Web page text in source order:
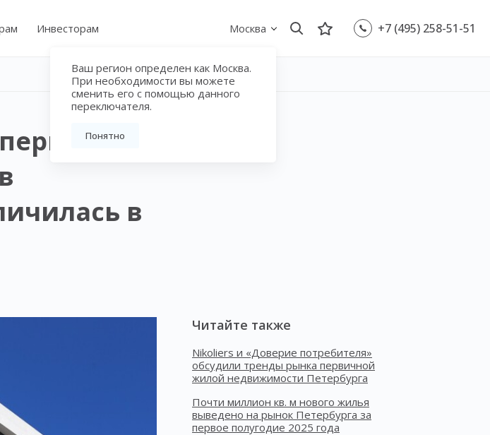
Инвесторам Москва
Ваш регион определен как Москва.
При необходимости вы можете
сменить его с помощью данного
переключателя.
Понятно
+7 (495) 258-51-51
в
Читайте также
Nikoliers и «Доверие потребителя»
обсудили тренды рынка первичной
жилой недвижимости Петербурга
Почти миллион кв. м нового жилья
выведено на рынок Петербурга за
первое полугодие 2025 года